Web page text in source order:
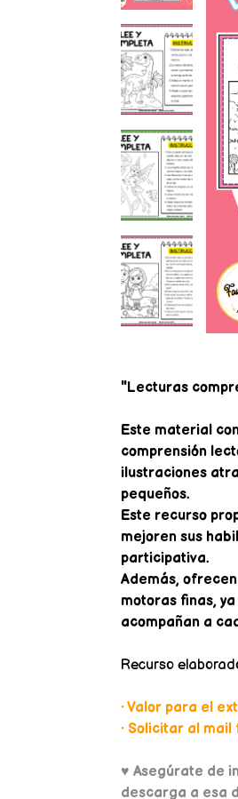
"Lecturas
Este material
comprensión
ilustraciones
pequeños.
Este recurso
mejoren sus
participativa.
Además,
motoras finas,
acompañan a
Recurso
• Valor para el
• Solicitar al
♥ Asegúrate de
descarga a esa